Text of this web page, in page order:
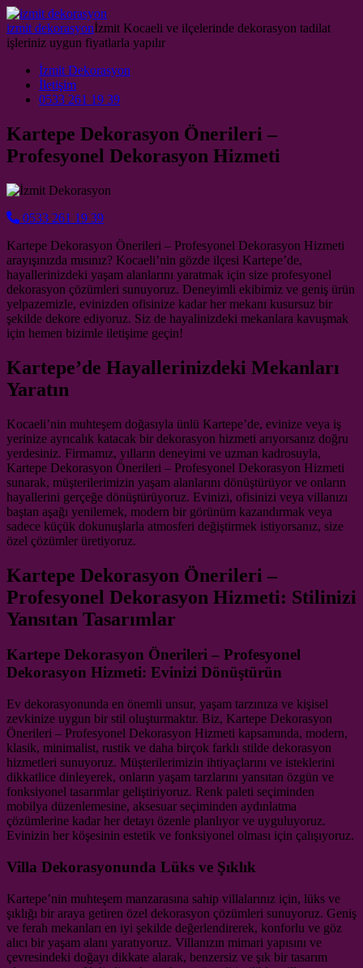
Skip to content
izmit dekorasyonİzmit Kocaeli ve ilçelerinde dekorasyon tadilat
işleriniz uygun fiyatlarla yapılır
Main Navigation
İzmit Dekorasyon
İletişim
0533 261 19 39
Kartepe Dekorasyon Önerileri –
Profesyonel Dekorasyon Hizmeti
0533 261 19 39
Kartepe Dekorasyon Önerileri – Profesyonel Dekorasyon Hizmeti
arayışınızda mısınız? Kocaeli’nin gözde ilçesi Kartepe’de,
hayallerinizdeki yaşam alanlarını yaratmak için size profesyonel
dekorasyon çözümleri sunuyoruz. Deneyimli ekibimiz ve geniş ürün
yelpazemizle, evinizden ofisinize kadar her mekanı kusursuz bir
şekilde dekore ediyoruz. Siz de hayalinizdeki mekanlara kavuşmak
için hemen bizimle iletişime geçin!
Kartepe’de Hayallerinizdeki Mekanları
Yaratın
Kocaeli’nin muhteşem doğasıyla ünlü Kartepe’de, evinize veya iş
yerinize ayrıcalık katacak bir dekorasyon hizmeti arıyorsanız doğru
yerdesiniz. Firmamız, yılların deneyimi ve uzman kadrosuyla,
Kartepe Dekorasyon Önerileri – Profesyonel Dekorasyon Hizmeti
sunarak, müşterilerimizin yaşam alanlarını dönüştürüyor ve onların
hayallerini gerçeğe dönüştürüyoruz. Evinizi, ofisinizi veya villanızı
baştan aşağı yenilemek, modern bir görünüm kazandırmak veya
sadece küçük dokunuşlarla atmosferi değiştirmek istiyorsanız, size
özel çözümler üretiyoruz.
Kartepe Dekorasyon Önerileri –
Profesyonel Dekorasyon Hizmeti: Stilinizi
Yansıtan Tasarımlar
Kartepe Dekorasyon Önerileri – Profesyonel
Dekorasyon Hizmeti: Evinizi Dönüştürün
Ev dekorasyonunda en önemli unsur, yaşam tarzınıza ve kişisel
zevkinize uygun bir stil oluşturmaktır. Biz, Kartepe Dekorasyon
Önerileri – Profesyonel Dekorasyon Hizmeti kapsamında, modern,
klasik, minimalist, rustik ve daha birçok farklı stilde dekorasyon
hizmetleri sunuyoruz. Müşterilerimizin ihtiyaçlarını ve isteklerini
dikkatlice dinleyerek, onların yaşam tarzlarını yansıtan özgün ve
fonksiyonel tasarımlar geliştiriyoruz. Renk paleti seçiminden
mobilya düzenlemesine, aksesuar seçiminden aydınlatma
çözümlerine kadar her detayı özenle planlıyor ve uyguluyoruz.
Evinizin her köşesinin estetik ve fonksiyonel olması için çalışıyoruz.
Villa Dekorasyonunda Lüks ve Şıklık
Kartepe’nin muhteşem manzarasına sahip villalarınız için, lüks ve
şıklığı bir araya getiren özel dekorasyon çözümleri sunuyoruz. Geniş
ve ferah mekanları en iyi şekilde değerlendirerek, konforlu ve göz
alıcı bir yaşam alanı yaratıyoruz. Villanızın mimari yapısını ve
çevresindeki doğayı dikkate alarak, benzersiz ve şık bir tasarım